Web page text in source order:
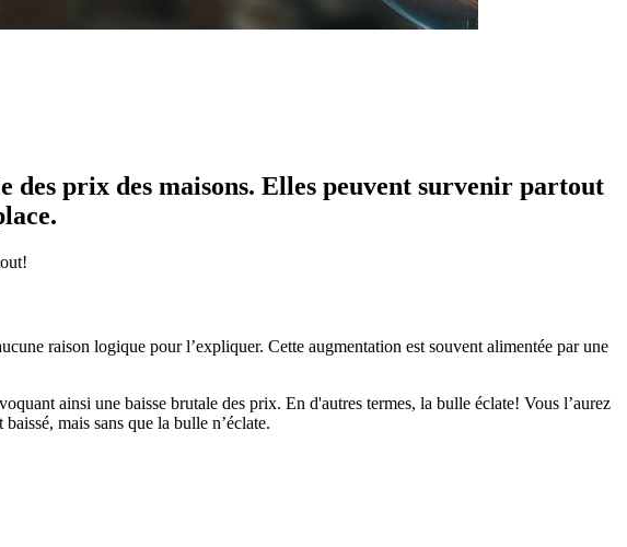
des prix des maisons. Elles peuvent survenir partout
raison logique pour l’expliquer. Cette augmentation est souvent alimentée par une
ainsi une baisse brutale des prix. En d'autres termes, la bulle éclate! Vous l’aurez
mais sans que la bulle n’éclate.